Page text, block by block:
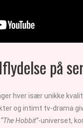
på
hver især unikke
og intimt tv-drama
“The Hobbit”-universet,